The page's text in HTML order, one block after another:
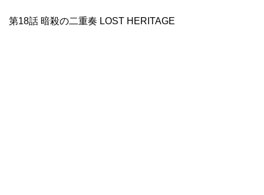
第18話 暗殺の二重奏 LOST HERITAGE